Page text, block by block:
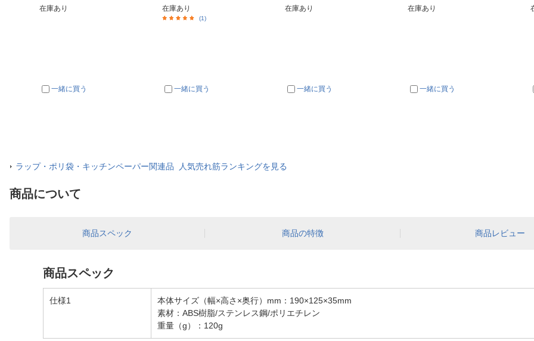
在庫あり
一緒に買う
在庫あり
(1)
一緒に買う
在庫あり
一緒に買う
在庫あり
一緒に買う
ラップ・ポリ袋・キッチンペーパー関連品 人気売れ筋ランキングを見る
商品について
商品スペック 商品の特徴 商品レビュー
商品スペック
仕様1
本体サイズ（幅×高さ×奥行）mm：190×125×35mm
素材：ABS樹脂/ステンレス鋼/ポリエチレン
重量（g）：120g